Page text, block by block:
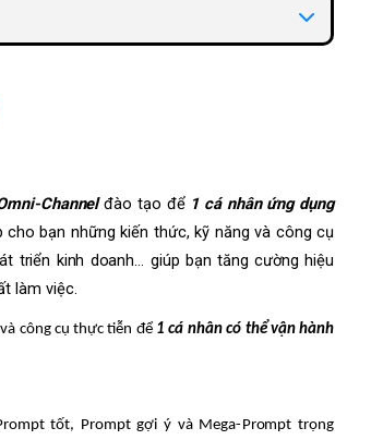
mni-Channelđào tạo để 1 cá nhân ứng dụng
cho bạn những kiến thức, kỹ năng và công cụ
triển kinh doanh… giúp bạntăngcườnghiệu
làm việc.
và công cụ thực tiễn để 1 cá nhâncó thể vậnhành
rompt tốt, Prompt gợi ý vàMega- Prompt trọng